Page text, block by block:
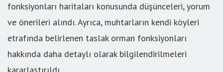
fonksiyonları haritaları konusunda düşünceleri, yorum
ve önerileri alındı. Ayrıca, muhtarların kendi köyleri
etrafında belirlenen taslak orman fonksiyonları
hakkında daha detaylı olarak bilgilendirilmeleri